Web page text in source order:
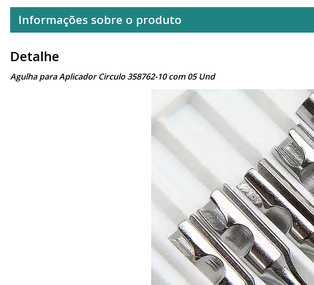
Informações sobre o produto
Detalhe
Agulha para Aplicador Circulo 358762-10 com 05 Und